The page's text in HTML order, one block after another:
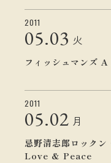
2011
05.03 火
フィッシュマンズ
2011
05.02 月
忌野清志郎ロック
Love & Peace